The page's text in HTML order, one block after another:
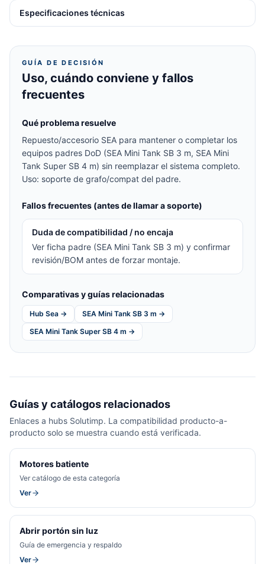
Especificaciones técnicas
GUÍA DE DECISIÓN
Uso, cuándo conviene y fallos
frecuentes
Qué problema resuelve
Repuesto/accesorio SEA para mantener o completar los
equipos padres DoD (SEA Mini Tank SB 3 m, SEA Mini
Tank Super SB 4 m) sin reemplazar el sistema completo.
Uso: soporte de grafo/compat del padre.
Fallos frecuentes (antes de llamar a soporte)
Duda de compatibilidad / no encaja
Ver ficha padre (SEA Mini Tank SB 3 m) y confirmar
revisión/BOM antes de forzar montaje.
Comparativas y guías relacionadas
Hub Sea →
SEA Mini Tank SB 3 m →
SEA Mini Tank Super SB 4 m →
Guías y catálogos relacionados
Enlaces a hubs Solutimp. La compatibilidad producto-a-
producto solo se muestra cuando está verificada.
Motores batiente
Ver catálogo de esta categoría
Ver
Abrir portón sin luz
Guía de emergencia y respaldo
Ver